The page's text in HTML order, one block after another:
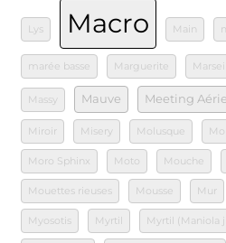
Lys Macro Main
marée basse Marguerite
Massy Mauve Meeting
Miroir Misery Molusque
Moro Sphinx Moto Mouche
Mouettes rieuses Mousse Mur
Myosotis Myrtil Myrtil (Maniola